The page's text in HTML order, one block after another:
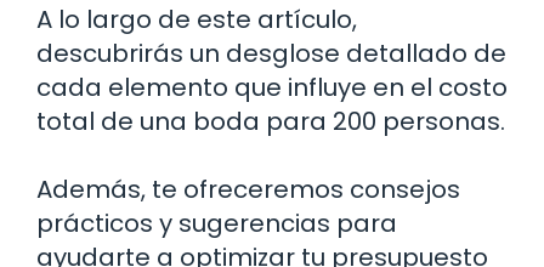
A lo largo de este artículo,
descubrirás un desglose detallado de
cada elemento que influye en el costo
total de una boda para 200 personas.
Además, te ofreceremos consejos
prácticos y sugerencias para
ayudarte a optimizar tu presupuesto